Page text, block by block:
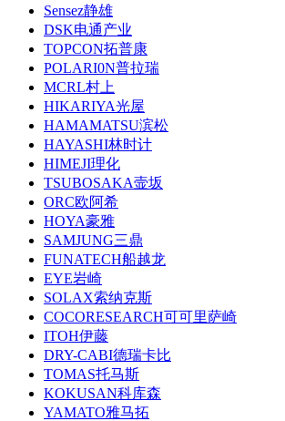
Sensez静雄
DSK电通产业
TOPCON拓普康
POLARI0N普拉瑞
MCRL村上
HIKARIYA光屋
HAMAMATSU滨松
HAYASHI林时计
HIMEJI理化
TSUBOSAKA壸坂
ORC欧阿希
HOYA豪雅
SAMJUNG三鼎
FUNATECH船越龙
EYE岩崎
SOLAX索纳克斯
COCORESEARCH可可里萨崎
ITOH伊藤
DRY-CABI德瑞卡比
TOMAS托马斯
KOKUSAN科库森
YAMATO雅马拓